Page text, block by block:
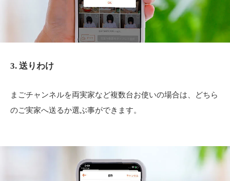
3. 送りわけ
まごチャンネルを両実家など複数台お使いの場合は、どちら
のご実家へ送るか選ぶ事ができます。